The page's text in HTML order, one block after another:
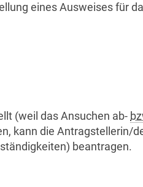
eines Ausweises für
(weil das Ansuchen ab-
kann die Antragstellerin/
beantragen.